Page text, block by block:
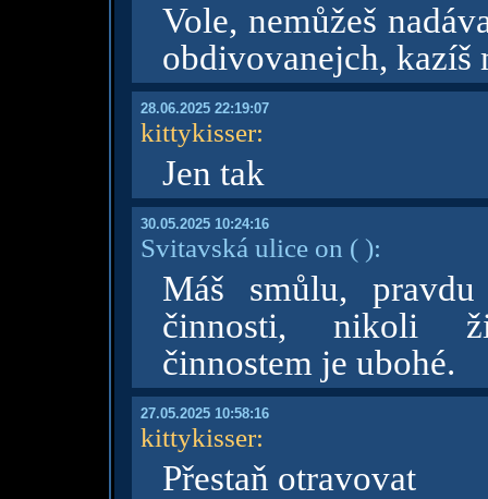
Vole, nemůžeš
obdivovanejch, kazíš
28.06.2025 22:19:07
kittykisser:
Jen tak
30.05.2025 10:24:16
Svitavská ulice on ( ):
Máš smůlu, pravdu
činnosti, nikoli
činnostem je ubohé.
27.05.2025 10:58:16
kittykisser:
Přestaň otravovat